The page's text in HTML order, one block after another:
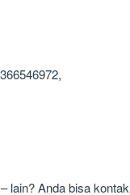
lain? Anda bisa kontak